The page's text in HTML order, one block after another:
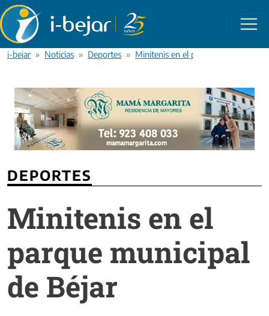
Pasar al contenido principal
i-bejar Noticias Deportes Minitenis en el parque municipal de
DEPORTES
Minitenis en el
parque municipal
de Béjar